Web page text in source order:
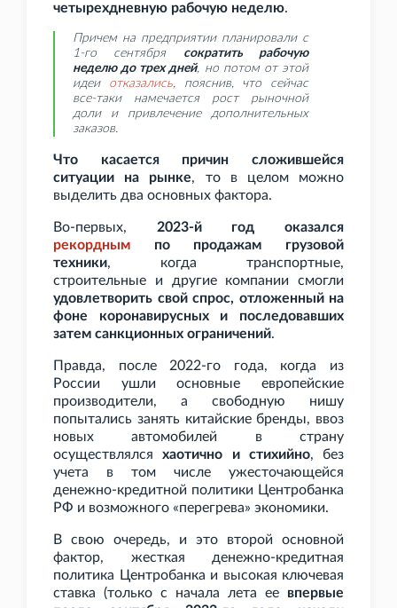
четырехдневную рабочую неделю.
Причем на предприятии планировали с
1-го сентября сократить рабочую
неделю до трех дней, но потом от этой
идеи отказались, пояснив, что сейчас
все-таки намечается рост рыночной
доли и привлечение дополнительных
заказов.
Что касается причин сложившейся
ситуации на рынке, то в целом можно
выделить два основных фактора.
Во-первых, 2023-й год оказался
рекордным по продажам грузовой
техники, когда транспортные,
строительные и другие компании смогли
удовлетворить свой спрос, отложенный на
фоне коронавирусных и последовавших
затем санкционных ограничений.
Правда, после 2022-го года, когда из
России ушли основные европейские
производители, а свободную нишу
попытались занять китайские бренды, ввоз
новых автомобилей в страну
осуществлялсяхаотично и стихийно, без
учета в том числе ужесточающейся
денежно-кредитной политики Центробанка
РФ и возможного «перегрева» экономики.
В свою очередь, и это второй основной
фактор, жесткая денежно-кредитная
политика Центробанка и высокая ключевая
ставка (только с начала лета ее впервые